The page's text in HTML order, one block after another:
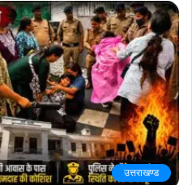
उत्तराखण्ड